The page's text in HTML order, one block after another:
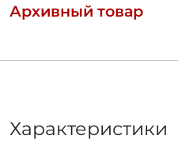
Архивный товар
Характеристики